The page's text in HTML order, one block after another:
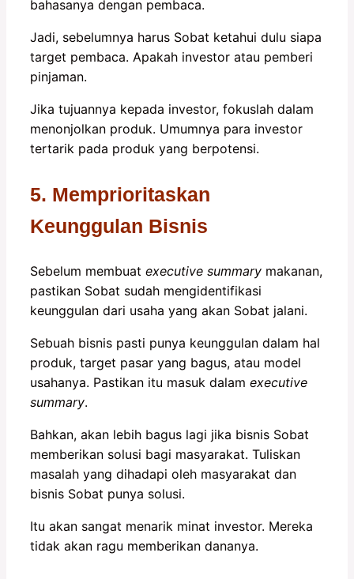
bahasanya dengan pembaca.
Jadi, sebelumnya harus Sobat ketahui dulu siapa
target pembaca. Apakah investor atau pemberi
pinjaman.
Jika tujuannya kepada investor, fokuslah dalam
menonjolkan produk. Umumnya para investor
tertarik pada produk yang berpotensi.
5. Memprioritaskan
Keunggulan Bisnis
Sebelum membuat executive summary makanan,
pastikan Sobat sudah mengidentifikasi
keunggulan dari usaha yang akan Sobat jalani.
Sebuah bisnis pasti punya keunggulan dalam hal
produk, target pasar yang bagus, atau model
usahanya. Pastikan itu masuk dalam executive
summary.
Bahkan, akan lebih bagus lagi jika bisnis Sobat
memberikan solusi bagi masyarakat. Tuliskan
masalah yang dihadapi oleh masyarakat dan
bisnis Sobat punya solusi.
Itu akan sangat menarik minat investor. Mereka
tidak akan ragu memberikan dananya.